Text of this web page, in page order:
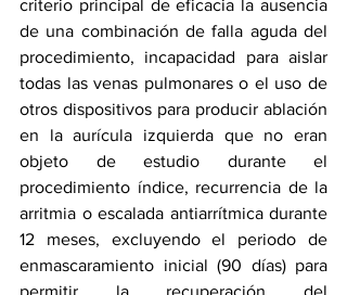
criterio principal de eficacia la ausencia
de una combinación de falla aguda del
procedimiento, incapacidad para aislar
todas las venas pulmonares o el uso de
otros dispositivos para producir ablación
en la aurícula izquierda que no eran
objeto de estudio durante el
procedimiento índice, recurrencia de la
arritmia o escalada antiarrítmica durante
12 meses, excluyendo el periodo de
enmascaramiento inicial (90 días) para